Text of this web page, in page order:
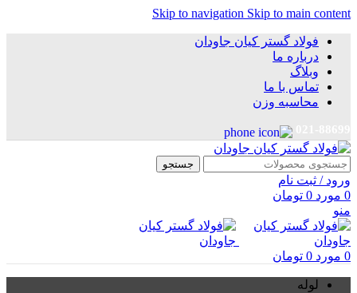
Skip to navigation Skip to main content
فولاد گستر کیان جاودان
درباره ما
وبلاگ
تماس با ما
محاسبه وزن
جستجو
ورود / ثبت نام
0 مورد 0 تومان
منو
0 مورد 0 تومان
لوله